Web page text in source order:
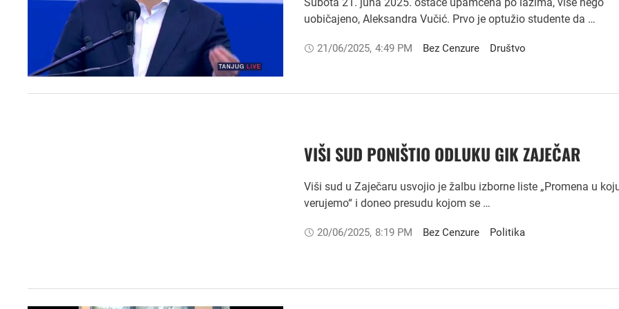
uobičajeno, Aleksandra Vučić. Prvo je optužio studente da …
21/06/2025, 4:49 PM Bez Cenzure Društvo
VIŠI SUD PONIŠTIO ODLUKU GIK ZAJEČAR
Viši sud u Zaječaru usvojio je žalbu izborne liste „Promena u
verujemo“ i doneo presudu kojom se …
20/06/2025, 8:19 PM Bez Cenzure Politika